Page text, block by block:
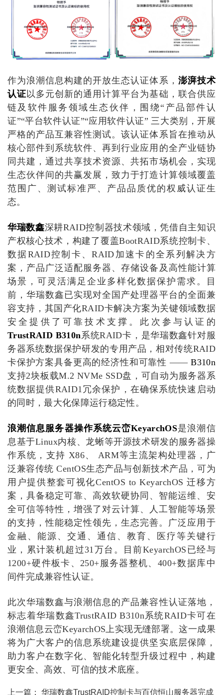
作为浪潮信息构建的开放生态认证体系， 澎湃技术
认证 以多元创新的通用计算平台为基础，联合供应
链及软件服务领域生态伙伴，围绕“产品部件认
证”“平台软件认证”“应用软件认证” 三大类别，开展
严格的产品互兼容性测试。该认证体系旨在推动从
核心部件到系统软件、再到行业应用的全产业链协
同共建，通过共享技术资源、共拓市场机会，实现
生态伙伴间的共赢发展，致力于打造计算领域覆盖
范围广、测试标准严、产品品质优的权威认证生
态。
华瑞数鑫深耕RAID控制器技术领域，凭借自主知识
产权核心技术，构建了覆盖BootRAID系统控制卡、
数据RAID控制卡、RAID加速卡的全系列解决方
案，产品广泛适配服务器、存储设备及高性能计算
场景，可灵活满足企业多样化数据保护需求。目
前，华瑞数鑫已实现对全国产处理器平台的全面兼
容支持，其国产化RAID卡解决方案为关键领域数据
安全提供了可靠技术支撑。此次参与认证的
TrustRAID B310n系统RAID卡，是华瑞数鑫针对服
务器系统数据保护研发的专用产品 ，相对传统RAID
卡保护方案具备更高的经济性和可靠性 —— B310n
支持2块板载M.2 NVMe SSD盘，可自动为服务器系
统数据提供RAID1冗余保护，在确保系统快速启动
的同时，最大化保障运行稳定性。
浪潮信息服务器操作系统云峦KeyarchOS是浪潮信
息基于Linux内核、龙蜥等开源技术研发的服务器操
作系统，支持 X86、 ARM等主流架构处理器，广
泛兼容传统 CentOS生态产品与创新技术产品，可为
用户提供整套可视化CentOS to KeyarchOS 迁移方
案，具备稳定可靠、高效软硬协同、智能运维、安
全可信等特性，增强了对云计算、人工智能等场景
的支持，性能稳定性领先，生态完善。广泛应用于
金融、能源、交通、通信、教育、医疗等关键行
业，累计装机超过31万台。目前KeyarchOS已经与
1200+硬件板卡、250+服务器整机、400+数据库中
间件完成兼容性认证。
此次华瑞数鑫与浪潮信息的产品兼容性认证落地，
标志着华瑞数鑫TrustRAID B310n系统RAID卡可在
浪潮信息云峦KeyarchOS上实现无缝部署。这一成果
将为广大客户的信息系统建设提供坚实底层保障，
助力客户在数字化、智能化转型升级过程中，构建
更安全、高效、可信的技术底座。
上一篇： 华瑞数鑫TrustRAID控制卡与百信恒山服务器完成